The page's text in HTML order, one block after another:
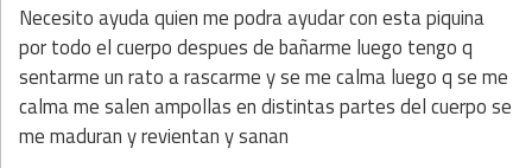
Necesito ayuda quien me podra ayudar con esta piquina
por todo el cuerpo despues de bañarme luego tengo q
sentarme un rato a rascarme y se me calma luego q se me
calma me salen ampollas en distintas partes del cuerpo se
me maduran y revientan y sanan